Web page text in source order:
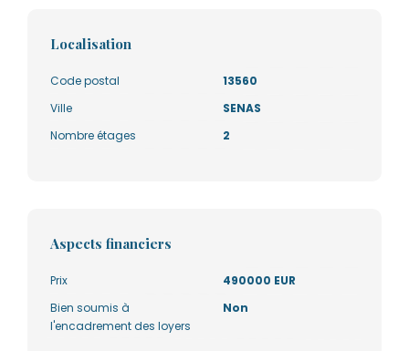
Localisation
Code postal
13560
Ville
SENAS
Nombre étages
2
Aspects financiers
Prix
490000 EUR
Bien soumis à
l'encadrement des loyers
Non